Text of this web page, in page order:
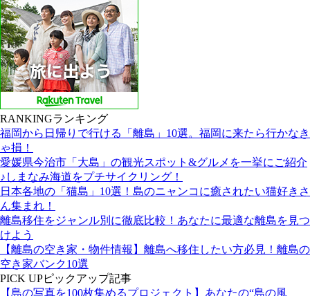
RANKINGランキング
福岡から日帰りで行ける「離島」10選。福岡に来たら行かなき
ゃ損！
愛媛県今治市「大島」の観光スポット&グルメを一挙にご紹介
♪しまなみ海道をプチサイクリング！
日本各地の「猫島」10選！島のニャンコに癒されたい猫好きさ
ん集まれ！
離島移住をジャンル別に徹底比較！あなたに最適な離島を見つ
けよう
【離島の空き家・物件情報】離島へ移住したい方必見！離島の
空き家バンク10選
PICK UPピックアップ記事
【島の写真を100枚集めるプロジェクト】あなたの“島の風